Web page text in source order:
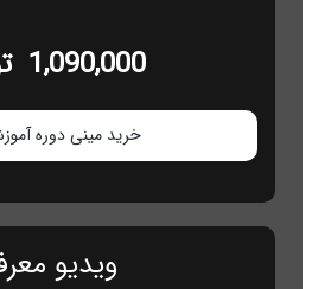
ویدیو معرفی
1,090,000 تومان
خرید مینی دوره آموزشی